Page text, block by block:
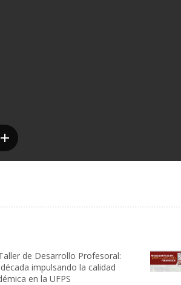
de Desarrollo Profesoral:
impulsando la calidad
en la UFPS